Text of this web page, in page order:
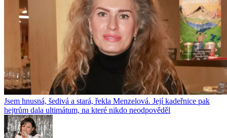
Jsem hnusná, šedivá a stará, řekla Menzelová. Její kadeřnice pak
hejtrům dala ultimátum, na které nikdo neodpověděl